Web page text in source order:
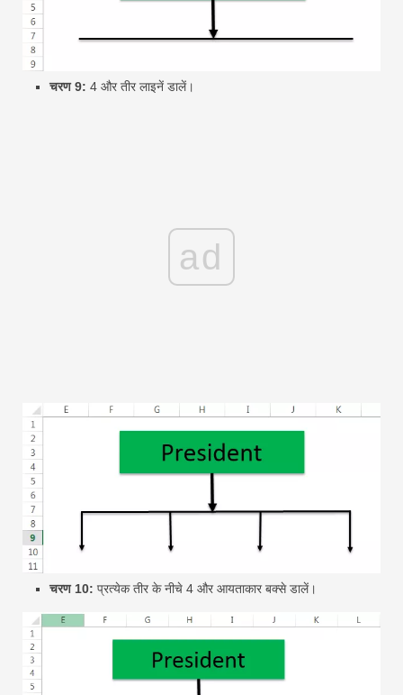
चरण 9: 4 और तीर लाइनें डालें।
ad
चरण 10: प्रत्येक तीर के नीचे 4 और आयताकार बक्से डालें।